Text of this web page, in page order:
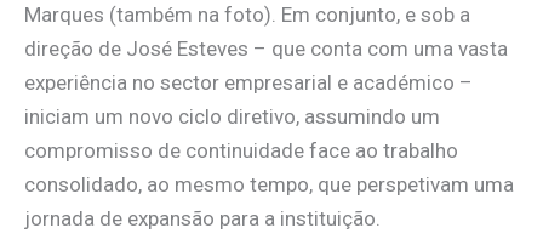
Marques (também na foto). Em conjunto, e sob a
direção de José Esteves – que conta com uma vasta
experiência no sector empresarial e académico –
iniciam um novo ciclo diretivo, assumindo um
compromisso de continuidade face ao trabalho
consolidado, ao mesmo tempo, que perspetivam uma
jornada de expansão para a instituição.